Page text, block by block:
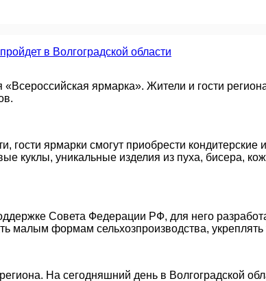
ярмарка». Жители и гости
ярмарки смогут приобрести кондитерские
куклы, уникальные изделия из пуха, бисера,
Совета Федерации РФ, для него
малым формам сельхозпроизводства, укреплять
На сегодняшний день в Волгоградской